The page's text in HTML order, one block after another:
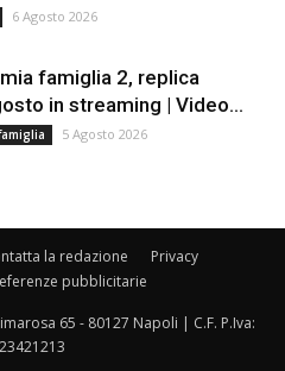
6 Agosto 2026
famiglia 2, replica
in streaming | Video...
5 Agosto 2026
la redazione
Privacy
pubblicitarie
65 - 80127 Napoli | C.F. P.Iva: